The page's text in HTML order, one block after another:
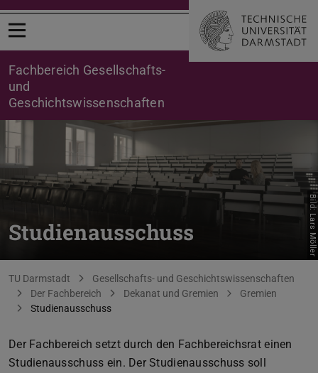
Menü öffnen
Fachbereich Gesellschafts-
und
Geschichtswissenschaften
Studienausschuss Bild: Lars Möller
Sie befinden sich hier:
TU Darmstadt
Gesellschafts- und Geschichtswissenschaften
Der Fachbereich
Dekanat und Gremien
Gremien
Studienausschuss
Der Fachbereich setzt durch den Fachbereichsrat einen
Studienausschuss ein. Der Studienausschuss soll